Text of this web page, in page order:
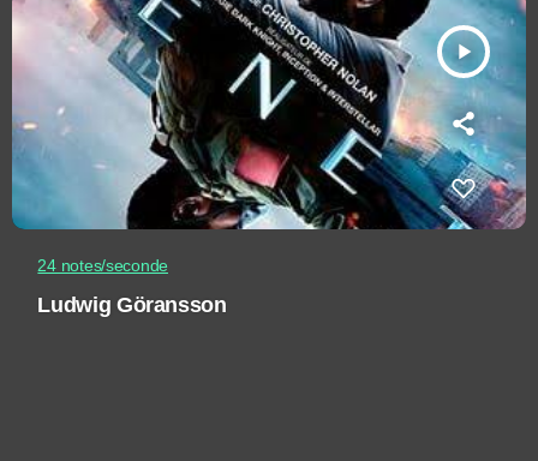
play_arrow
24 notes/seconde
Ludwig Göransson